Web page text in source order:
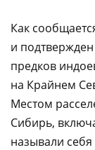
Как
и
предков
на Крайнем
Местом
Сибирь,
называли